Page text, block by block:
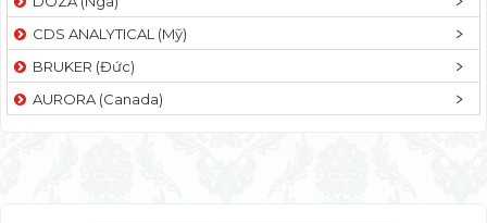
CDS ANALYTICAL (Mỹ)
BRUKER (Đức)
AURORA (Canada)